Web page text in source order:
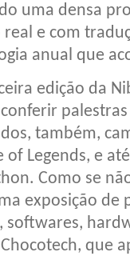
uma densa
e com
anual que
edição da
também,
of Legends, e
Como se
exposição de
softwares,
que